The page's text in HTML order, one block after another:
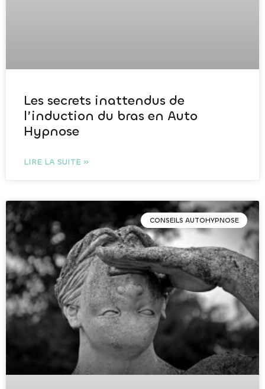
Les secrets inattendus de
l’induction du bras en Auto
Hypnose
LIRE LA SUITE »
CONSEILS AUTOHYPNOSE